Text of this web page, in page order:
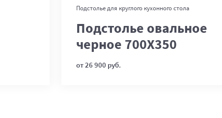
В корзину
Подстолье для круглого кухонного стола
Подстолье овальное
черное 700Х350
от 26 900 руб.